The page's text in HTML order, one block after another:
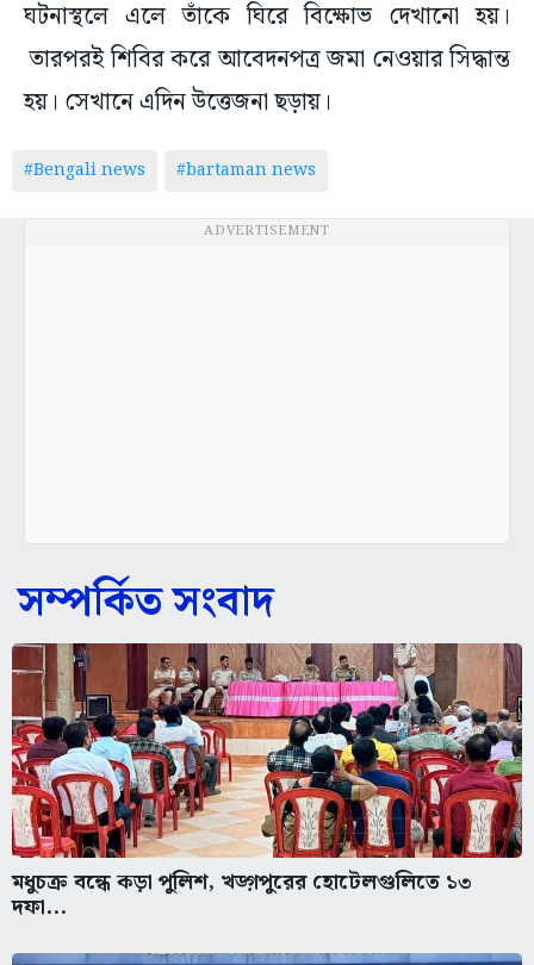
ঘটনাস্থলে এলে তাঁকে ঘিরে বিক্ষোভ দেখানো হয়।
তারপরই শিবির করে আবেদনপত্র জমা নেওয়ার সিদ্ধান্ত
হয়। সেখানে এদিন উত্তেজনা ছড়ায়।
#Bengali news #bartaman news
ADVERTISEMENT
সম্পর্কিত সংবাদ
মধুচক্র বন্ধে কড়া পুলিশ, খড়্গপুরের হোটেলগুলিতে ১৩
দফা...